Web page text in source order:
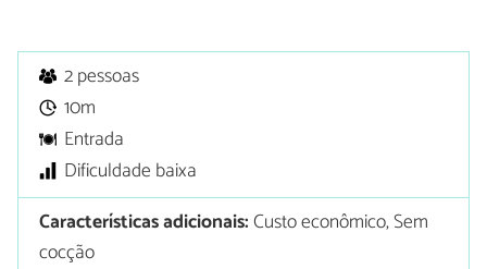
2 pessoas
10m
Entrada
Dificuldade baixa
Características adicionais:Custo econômico, Sem
cocção